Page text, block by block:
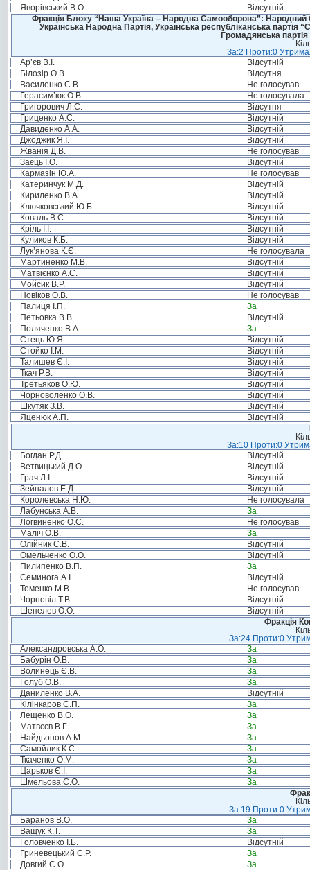
Яворівський В.О.
Відсутній
Фракція Блоку “Наша Україна – Народна Самооборона”: Народний
Українська Народна Партія, Українська республіканська
Громадянська
За:2 Проти:0
Ар’єв В.І.
Відсутній
Білозір О.В.
Відсутня
Василенко С.В.
Не голосував
Герасим’юк О.В.
Не голосувала
Григорович Л.С.
Відсутня
Гриценко А.С.
Відсутній
Давиденко А.А.
Відсутній
Джоджик Я.І.
Відсутній
Жванія Д.В.
Не голосував
Заєць І.О.
Відсутній
Кармазін Ю.А.
Не голосував
Катеринчук М.Д.
Відсутній
Кириленко В.А.
Відсутній
Ключковський Ю.Б.
Відсутній
Коваль В.С.
Відсутній
Кріль І.І.
Відсутній
Куликов К.Б.
Відсутній
Лук’янова К.Є.
Не голосувала
Мартиненко М.В.
Відсутній
Матвієнко А.С.
Відсутній
Мойсик В.Р.
Відсутній
Новіков О.В.
Не голосував
Палиця І.П.
За
Петьовка В.В.
Відсутній
Поляченко В.А.
За
Стець Ю.Я.
Відсутній
Стойко І.М.
Відсутній
Талишев Є.І.
Відсутній
Ткач Р.В.
Відсутній
Третьяков О.Ю.
Відсутній
Чорноволенко О.В.
Відсутній
Шкутяк З.В.
Відсутній
Яценюк А.П.
Відсутній
За:10 Проти:0
Богдан Р.Д.
Відсутній
Ветвицький Д.О.
Відсутній
Грач Л.І.
Відсутній
Зейналов Е.Д.
Відсутній
Королевська Н.Ю.
Не голосувала
Лабунська А.В.
За
Логвиненко О.С.
Не голосував
Маліч О.В.
За
Олійник С.В.
Відсутній
Омельченко О.О.
Відсутній
Пилипенко В.П.
За
Семинога А.І.
Відсутній
Томенко М.В.
Не голосував
Чорновіл Т.В.
Відсутній
Шепелев О.О.
Відсутній
Фракція
За:24 Проти:0
Александровська А.О.
За
Бабурін О.В.
За
Волинець Є.В.
За
Голуб О.В.
За
Даниленко В.А.
Відсутній
Кілінкаров С.П.
За
Лещенко В.О.
За
Матвєєв В.Г.
За
Найдьонов А.М.
За
Самойлик К.С.
За
Ткаченко О.М.
За
Царьков Є.І.
За
Шмельова С.О.
За
За:19 Проти:0
Баранов В.О.
За
Ващук К.Т.
За
Головченко І.Б.
Відсутній
Гриневецький С.Р.
За
Довгий С.О.
За